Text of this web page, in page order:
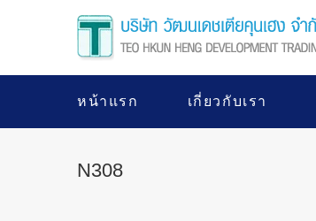
หน้าแรก เกี่ยวกับเรา
N308